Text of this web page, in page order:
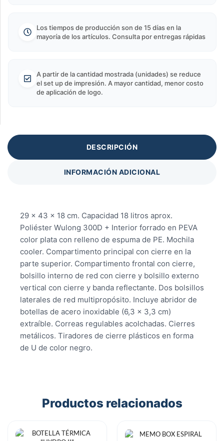
Los tiempos de producción son de 15 días en la
mayoría de los artículos. Consulta por entregas rápidas
A partir de la cantidad mostrada (unidades) se reduce
el set up de impresión. A mayor cantidad, menor costo
de aplicación de logo.
DESCRIPCIÓN
INFORMACIÓN ADICIONAL
29 x 43 x 18 cm. Capacidad 18 litros aprox.
Poliéster Wulong 300D + Interior forrado en PEVA
color plata con relleno de espuma de PE. Mochila
cooler. Compartimento principal con cierre en la
parte superior. Compartimento frontal con cierre,
bolsillo interno de red con cierre y bolsillo externo
vertical con cierre y banda reflectante. Dos bolsillos
laterales de red multipropósito. Incluye abridor de
botellas de acero inoxidable (6,3 x 3,3 cm)
extraíble. Correas regulables acolchadas. Cierres
metálicos. Tiradores de cierre plásticos en forma
de U de color negro.
Productos relacionados